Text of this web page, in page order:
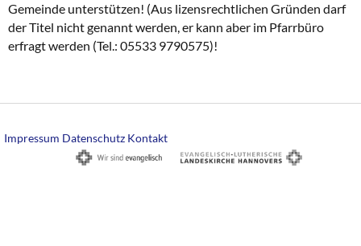
Gemeinde unterstützen! (Aus lizensrechtlichen Gründen darf
der Titel nicht genannt werden, er kann aber im Pfarrbüro
erfragt werden (Tel.: 05533 9790575)!
Impressum Datenschutz Kontakt